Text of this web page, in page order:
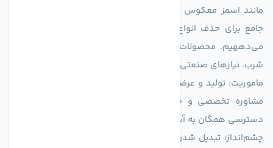
جامع برای حذف انواع آلاینده‌ها، املاح و نمک از منابع آبی ارائه
می‌دههیم. محصولات ما برای مصارف متنوعی از جمله تأمین آب
شرب، نیازهای صنعتی و کشاورزی طراحی و بهینه‌سازی شده‌اند.
ماموریت: تولید و عرضه محصولاتی با بالاترین استاندارد کیفی، ارائه
مشاوره تخصصی و خدمات پس از فروش مطمئن برای تضمین
دسترسی همگان به آب پاک و سالم.
چشم‌انداز: تبدیل شدن به انتخاب اول صنایع و مصرف‌کنندگان در